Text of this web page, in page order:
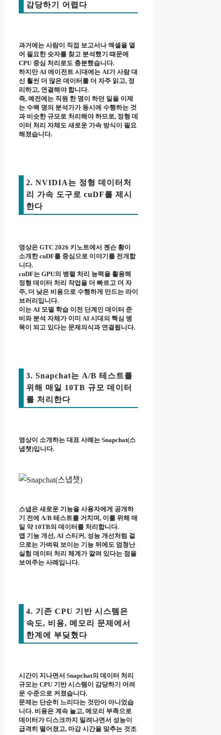
감당하기 어렵다
과거에는 사람이 직접 보고서나 엑셀을 열
어 필요한 숫자를 찾고 분석했기 때문에
CPU 중심 처리로도 충분했습니다.
하지만 AI 에이전트 시대에는 AI가 사람 대
신 훨씬 더 많은 데이터를 더 자주 읽고, 정
리하고, 연결해야 합니다.
즉, 예전에는 직원 한 명이 하던 일을 이제
는 수백 명의 분석가가 동시에 수행하는 것
과 비슷한 규모로 처리해야 하므로, 정형 데
이터 처리 자체도 새로운 가속 방식이 필요
해졌습니다.
2. NVIDIA는 정형 데이터처
리 가속 도구로 cuDF를 제시
한다
영상은 GTC 2026 키노트에서 젠슨 황이
소개한 cuDF를 중심으로 이야기를 전개합
니다.
cuDF는 GPU의 병렬 처리 능력을 활용해
정형 데이터 처리 작업을 더 빠르고 더 자
주, 더 낮은 비용으로 수행하게 만드는 라이
브러리입니다.
이는 AI 모델 학습 이전 단계인 데이터 준
비와 분석 자체가 이미 AI 시대의 핵심 병
목이 되고 있다는 문제의식과 연결됩니다.
3. Snapchat는 A/B 테스트를
위해 매일 10TB 규모 데이터
를 처리한다
영상이 소개하는 대표 사례는 Snapchat(스
냅챗)입니다.
스냅은 새로운 기능을 사용자에게 공개하
기 전에 A/B 테스트를 거치며, 이를 위해 매
일 약 10TB의 데이터를 처리합니다.
앱 기능 개선, AI 스티커, 성능 개선처럼 겉
으로는 가벼워 보이는 기능 뒤에도 엄청난
실험 데이터 처리 체계가 깔려 있다는 점을
보여주는 사례입니다.
4. 기존 CPU 기반 시스템은
속도, 비용, 메모리 문제에서
한계에 부딪혔다
시간이 지나면서 Snapchat의 데이터 처리
규모는 CPU 기반 시스템이 감당하기 어려
운 수준으로 커졌습니다.
문제는 단순히 느리다는 것만이 아니었습
니다. 비용은 계속 늘고, 메모리 부족으로
데이터가 디스크까지 밀려나면서 성능이
급격히 떨어졌고, 마감 시간을 맞추는 것조